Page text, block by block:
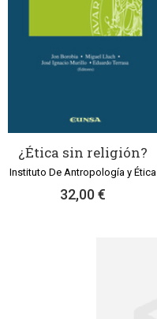
¿Ética sin religión?
Instituto De Antropología y Ética
32,00 €